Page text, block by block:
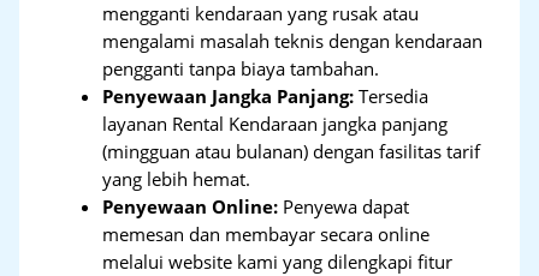
mengganti kendaraan yang rusak atau
mengalami masalah teknis dengan kendaraan
pengganti tanpa biaya tambahan.
Penyewaan Jangka Panjang: Tersedia
layanan Rental Kendaraan jangka panjang
(mingguan atau bulanan) dengan fasilitas tarif
yang lebih hemat.
Penyewaan Online: Penyewa dapat
memesan dan membayar secara online
melalui website kami yang dilengkapi fitur